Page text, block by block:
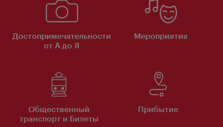
Достопримечательности
от А до Я
Мероприятия
Общественный
транспорт и Билеты
Прибытие